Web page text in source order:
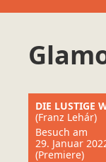
DIE LUSTIGE
(Franz Lehár)
Besuch am
29. Januar
(Premiere)